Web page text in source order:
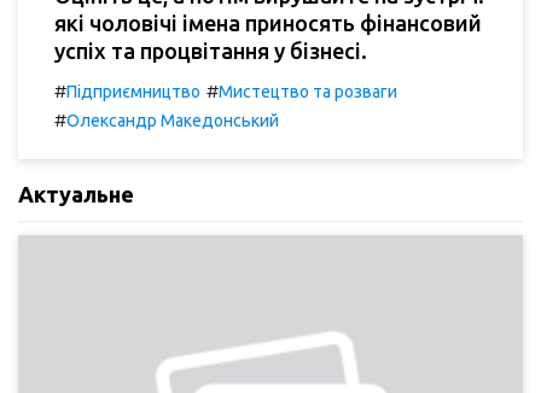
які чоловічі імена приносять фінансовий
успіх та процвітання у бізнесі.
#Підприємництво #Мистецтво та розваги
#Олександр Македонський
Актуальне